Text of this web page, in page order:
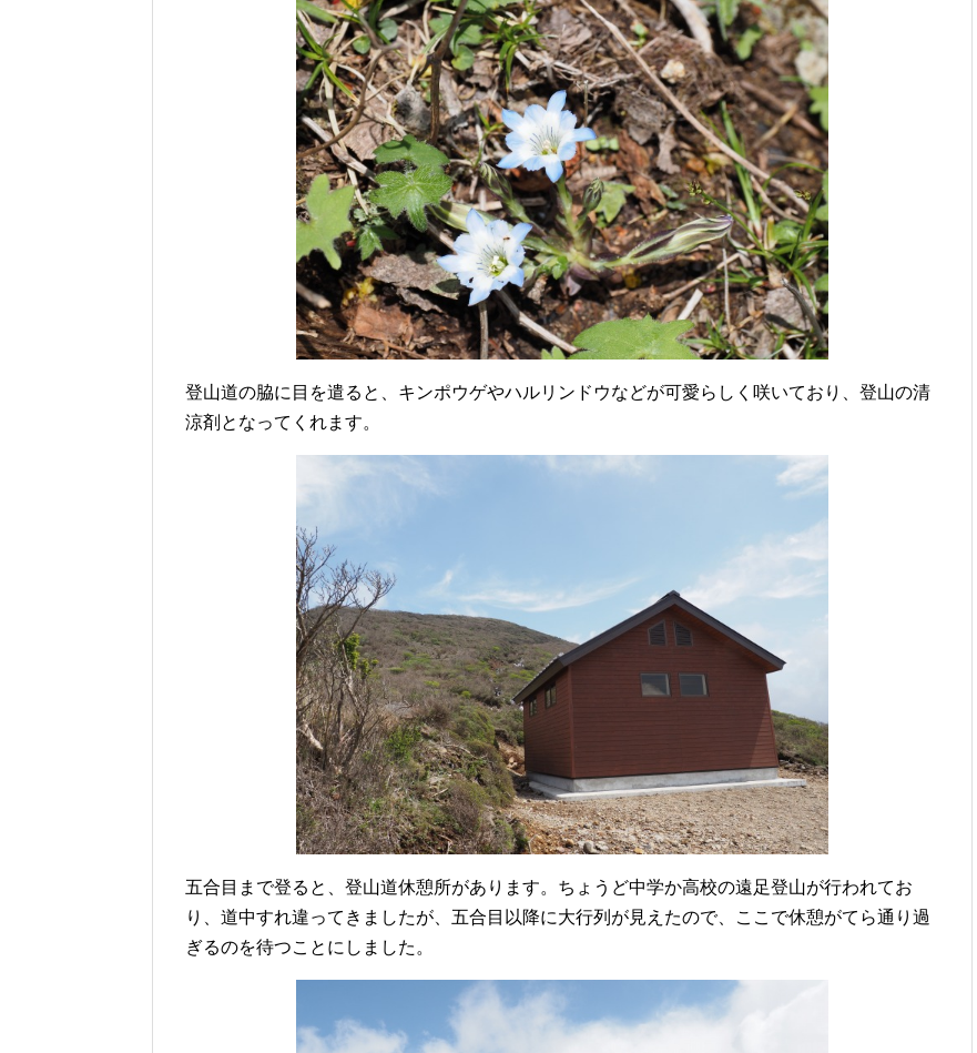
登山道の脇に目を遣ると、キンポウゲやハルリンドウなどが可愛らしく咲いており、登山の清
涼剤となってくれます。
五合目まで登ると、登山道休憩所があります。ちょうど中学か高校の遠足登山が行われてお
り、道中すれ違ってきましたが、五合目以降に大行列が見えたので、ここで休憩がてら通り過
ぎるのを待つことにしました。